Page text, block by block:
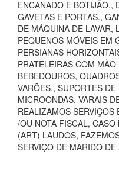
ENCANADO E BOTIJÃO.,
GAVETAS E PORTAS.,
DE MÁQUINA DE LAVAR,
PEQUENOS MÓVEIS EM
PERSIANAS
PRATELEIRAS COM
BEBEDOUROS,
VARÕES., SUPORTES
MICROONDAS, VARAIS
REALIZAMOS SERVIÇOS
/OU NOTA FISCAL,
(ART) LAUDOS,
SERVIÇO DE MARIDO DE